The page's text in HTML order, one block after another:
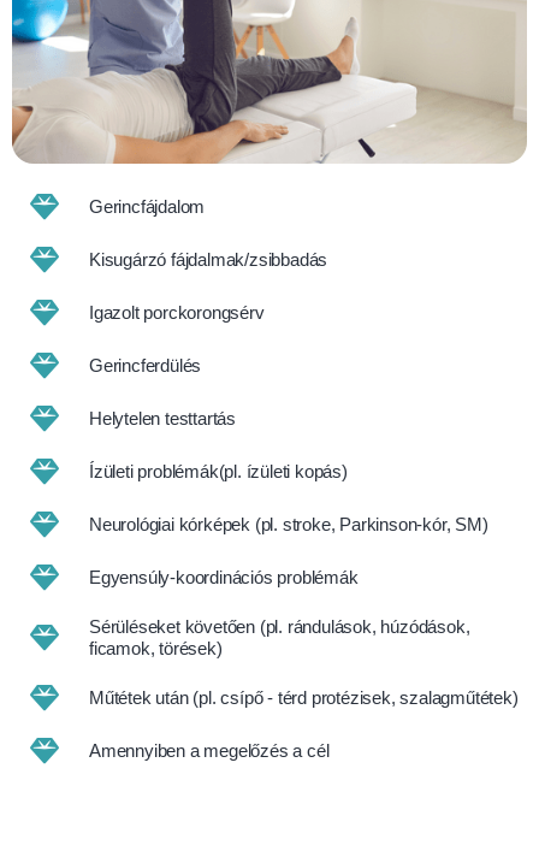
Gerincfájdalom
Kisugárzó fájdalmak/zsibbadás
Igazolt porckorongsérv
Gerincferdülés
Helytelen testtartás
Ízületi problémák(pl. ízületi kopás)
Neurológiai kórképek (pl. stroke, Parkinson-kór, SM)
Egyensúly-koordinációs problémák
Sérüléseket követően (pl. rándulások, húzódások,
ficamok, törések)
Műtétek után (pl. csípő - térd protézisek, szalagműtétek)
Amennyiben a megelőzés a cél